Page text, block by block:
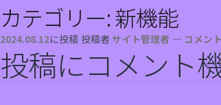
カテゴリー:新機能
2024.08.12に投稿 投稿者サイト管理者 — コメン
投稿にコメント